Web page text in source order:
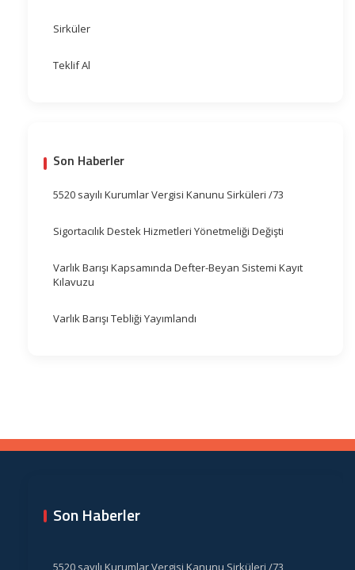
Sirküler
Teklif Al
Son Haberler
5520 sayılı Kurumlar Vergisi Kanunu Sirküleri /73
Sigortacılık Destek Hizmetleri Yönetmeliği Değişti
Varlık Barışı Kapsamında Defter-Beyan Sistemi Kayıt
Kılavuzu
Varlık Barışı Tebliği Yayımlandı
Son Haberler
5520 sayılı Kurumlar Vergisi Kanunu Sirküleri /73